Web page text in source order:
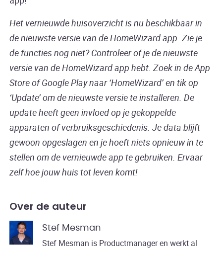
Het vernieuwde huisoverzicht is nu beschikbaar in
de nieuwste versie van de HomeWizard app. Zie je
de functies nog niet? Controleer of je de nieuwste
versie van de HomeWizard app hebt. Zoek in de App
Store of Google Play naar ‘HomeWizard’ en tik op
‘Update’ om de nieuwste versie te installeren. De
update heeft geen invloed op je gekoppelde
apparaten of verbruiksgeschiedenis. Je data blijft
gewoon opgeslagen en je hoeft niets opnieuw in te
stellen om de vernieuwde app te gebruiken. Ervaar
zelf hoe jouw huis tot leven komt!
Over de auteur
Stef Mesman
Stef Mesman is Productmanager en werkt al